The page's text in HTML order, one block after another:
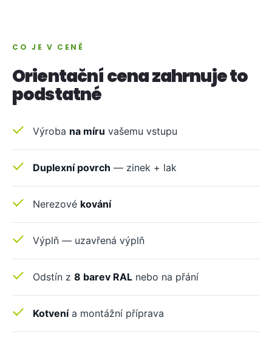
CO JE V CENĚ
Orientační cena zahrnuje to
podstatné
Výroba na míru vašemu vstupu
Duplexní povrch — zinek + lak
Nerezové kování
Výplň — uzavřená výplň
Odstín z 8 barev RAL nebo na přání
Kotvenía montážní příprava